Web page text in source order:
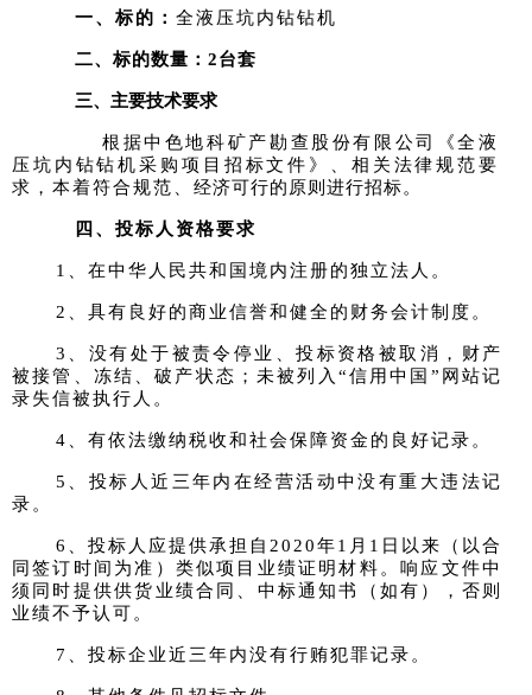
一、标的： 全液 压坑内钻钻机
二、标的数量： 2台套
三、主要技术要求
根据中色地科矿产勘查股份有限公司《全液
压 坑内钻钻机采 购项目招标文件》、相关法律规范要
求，本着符合规范、 经济可行的原则进行招标。
四、投标人资格要求
1、在中华人民共和国境内注册的独立法人。
2、具有良好的商业信誉和健全的财务会计制度。
3、没有处于被责令停业、投标资格被取消，财产
被接管、冻结、破产状态；未被列入 “信用中国 ” 网站记
录失信被执行人。
4、有依法缴纳税收和社会保障资金的良好记录。
5、投标人近三年内在经营活动中没有重大违法记
录。
6、投标人应提供承担自2020年1月1日以来 （ 以合
同签订时间为准 ） 类似项目业绩证明材料。响应文件中
须同时提供供货业绩合同、中标通知书
（ 如有 ）， 否则
业绩不予认可。
7、投标企业近三年内没有行贿犯罪记录。